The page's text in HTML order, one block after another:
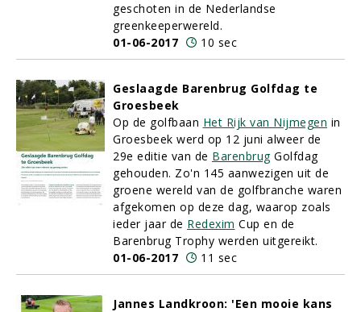
geschoten in de Nederlandse
greenkeeperwereld.
01-06-2017
10 sec
Geslaagde Barenbrug Golfdag te
Groesbeek
Op de golfbaan Het Rijk van Nijmegen in
Groesbeek werd op 12 juni alweer de
29e editie van de BarenbrugGolfdag
gehouden. Zo'n 145 aanwezigen uit de
groene wereld van de golfbranche waren
afgekomen op deze dag, waarop zoals
ieder jaar de Redexim Cup en de
Barenbrug Trophy werden uitgereikt.
01-06-2017
11 sec
Jannes Landkroon: 'Een mooie kans